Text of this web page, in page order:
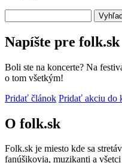
Napíšte pre folk.sk
Boli ste na koncerte? Na
o tom všetkým!
Pridať článok Pridať akciu do
O folk.sk
Folk.sk je miesto kde sa
fanúšikovia, muzikanti a